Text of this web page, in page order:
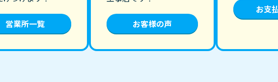
営業所一覧 お客様の声
お支